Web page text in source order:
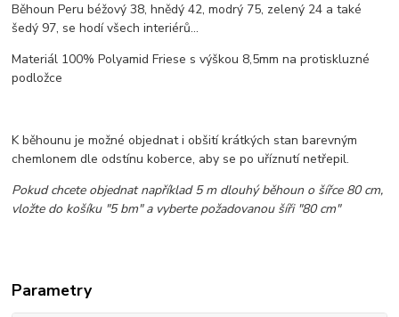
Běhoun Peru béžový 38, hnědý 42, modrý 75, zelený 24 a také
šedý 97, se hodí všech interiérů...
Materiál 100% Polyamid Friese s výškou 8,5mm na protiskluzné
podložce
K běhounu je možné objednat i obšití krátkých stan barevným
chemlonem dle odstínu koberce, aby se po uříznutí netřepil.
Pokud chcete objednat například 5 m dlouhý běhoun o šířce 80 cm,
vložte do košíku "5 bm" a vyberte požadovanou šíři "80 cm"
Parametry